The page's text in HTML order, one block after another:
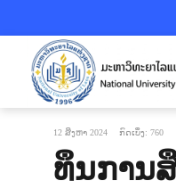
12 ສິງຫາ 2024 ກົດເບິ່ງ: 760
ທຶນການສຶ